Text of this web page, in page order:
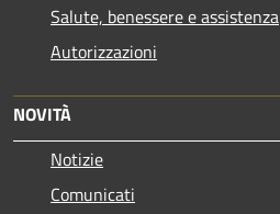
Salute, benessere e assistenza
Autorizzazioni
NOVITÀ
Notizie
Comunicati